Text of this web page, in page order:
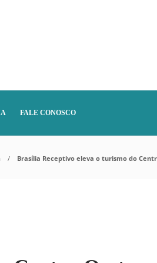
FALE CONOSCO
Brasília Receptivo eleva o turismo do